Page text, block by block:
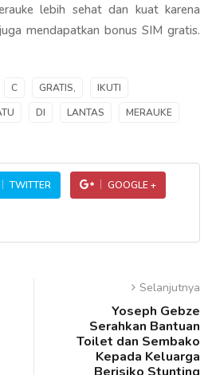
lebih sehat dan kuat karena
mendapatkan bonus SIM gratis.
C GRATIS,
IKUTI
DI LANTAS MERAUKE
TWITTER GOOGLE +
Selanjutnya
Yoseph Gebze
Serahkan Bantuan
Toilet dan Sembako
Kepada Keluarga
Berisiko Stunting